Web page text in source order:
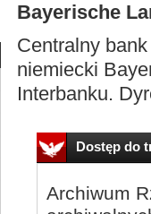
Bayerische
Centralny
niemiecki
Interbanku.
Dostęp do
Archiwum